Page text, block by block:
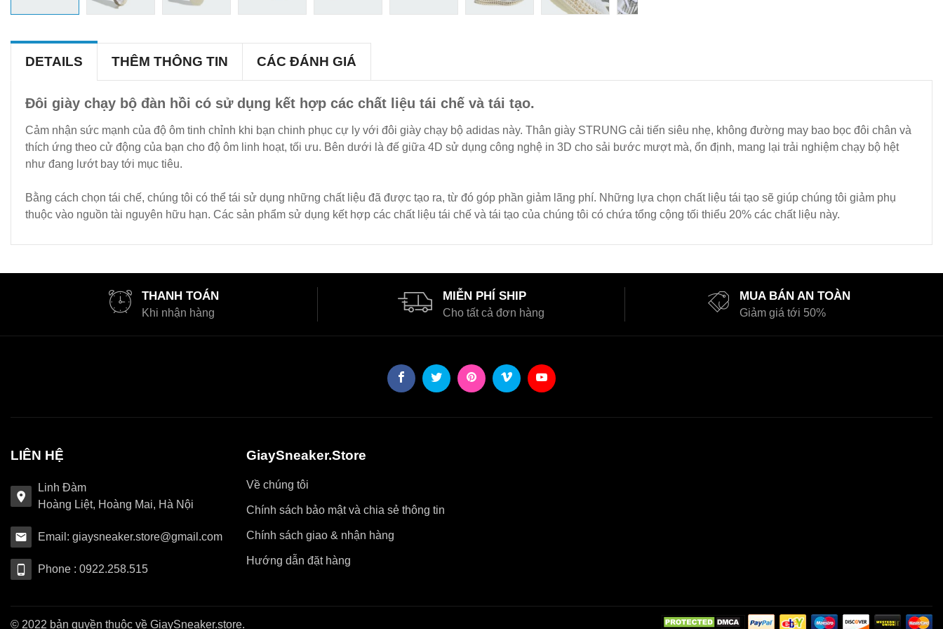
DETAILS THÊM THÔNG TIN CÁC ĐÁNH GIÁ
Đôi giày chạy bộ đàn hồi có sử dụng kết hợp các chất liệu tái chế và tái tạo.
Cảm nhận sức mạnh của độ ôm tinh chỉnh khi bạn chinh phục cự ly với đôi giày chạy bộ adidas này. Thân giày STRUNG cải tiến siêu nhẹ, không đường may bao bọc đôi chân và
thích ứng theo cử động của bạn cho độ ôm linh hoạt, tối ưu. Bên dưới là đế giữa 4D sử dụng công nghệ in 3D cho sải bước mượt mà, ổn định, mang lại trải nghiệm chạy bộ hệt
như đang lướt bay tới mục tiêu.
Bằng cách chọn tái chế, chúng tôi có thể tái sử dụng những chất liệu đã được tạo ra, từ đó góp phần giảm lãng phí. Những lựa chọn chất liệu tái tạo sẽ giúp chúng tôi giảm phụ
thuộc vào nguồn tài nguyên hữu hạn. Các sản phẩm sử dụng kết hợp các chất liệu tái chế và tái tạo của chúng tôi có chứa tổng cộng tối thiểu 20% các chất liệu này.
THANH TOÁN
Khi nhận hàng
MIỄN PHÍ SHIP
Cho tất cả đơn hàng
MUA BÁN AN TOÀN
Giảm giá tới 50%
LIÊN HỆ
Linh Đàm
Hoàng Liệt, Hoàng Mai, Hà Nội
Email: giaysneaker.store@gmail.com
Phone : 0922.258.515
GiaySneaker.Store
Về chúng tôi
Chính sách bảo mật và chia sẻ thông tin
Chính sách giao & nhận hàng
Hướng dẫn đặt hàng
© 2022 bản quyền thuộc về GiaySneaker.store.